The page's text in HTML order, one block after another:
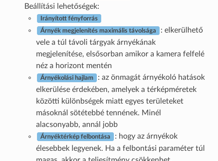
Beállítási lehetőségek:
Irányított fényforrás
Árnyék megjelenítés maximális távolsága
: elkerülhető
vele a túl távoli tárgyak árnyékának
megjelenítése, elsősorban amikor a kamera felfelé
néz a horizont mentén
Árnyékolási hajlam
: az önmagát árnyékoló hatások
elkerülése érdekében, amelyek a térképméretek
közötti különbségek miatt egyes területeket
másoknál sötétebbé tennének. Minél
alacsonyabb, annál jobb
Árnyéktérkép felbontása
: hogy az árnyékok
élesebbek legyenek. Ha a felbontási paraméter túl